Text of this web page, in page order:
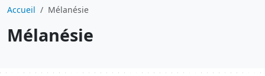
Accueil Mélanésie
Mélanésie